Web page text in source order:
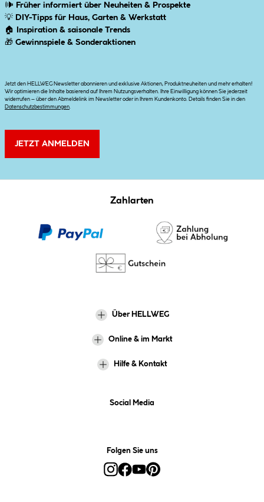
🕪 Früher informiert über Neuheiten & Prospekte
💡 DIY-Tipps für Haus, Garten & Werkstatt
🏠
Inspiration & saisonale Trends
🎁 Gewinnspiele & Sonderaktionen
Jetzt den HELLWEG Newsletter abonnieren und exklusive Aktionen, Produktneuheiten und mehr erhalten!
Wir optimieren die Inhalte basierend auf Ihrem Nutzungsverhalten. Ihre Einwilligung können Sie jederzeit
widerrufen – über den Abmeldelink im Newsletter oder in Ihrem Kundenkonto. Details finden Sie in den
Datenschutzbestimmungen
JETZT ANMELDEN
Zahlarten
Über HELLWEG
Online & im Markt
Hilfe & Kontakt
Social Media
Folgen Sie uns